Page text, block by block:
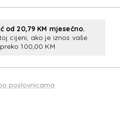
od 20,79 KM mjesečno.
cijeni, ako je iznos vaše
100,00 KM
poslovnicama